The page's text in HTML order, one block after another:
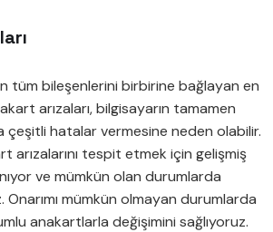
tüm bileşenlerini birbirine bağlayan en
arızaları, bilgisayarın tamamen
çeşitli hatalar vermesine neden olabilir.
arızalarını tespit etmek için gelişmiş
ve mümkün olan durumlarda
Onarımı mümkün olmayan durumlarda
anakartlarla değişimini sağlıyoruz.